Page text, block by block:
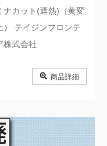
ナカット(遮熱)（黄変
） テイジンフロンテ
株式会社
商品詳細